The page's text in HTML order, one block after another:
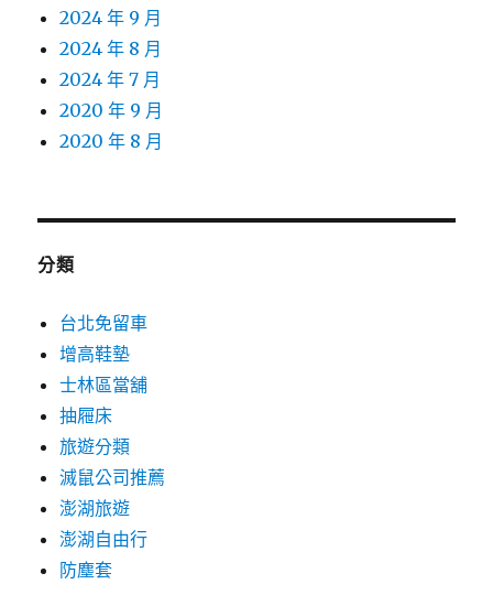
2024 年 9 月
2024 年 8 月
2024 年 7 月
2020 年 9 月
2020 年 8 月
分類
台北免留車
增高鞋墊
士林區當舖
抽屜床
旅遊分類
滅鼠公司推薦
澎湖旅遊
澎湖自由行
防塵套